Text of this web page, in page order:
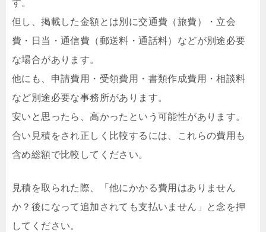
す。
但し、掲載した金額とは別に交通費（旅費）・立会
費・日当・通信費（郵送料・通話料）などが別途必要
な場合があります。
他にも、申請費用・受領費用・書類作成費用・相談料
など別途必要な事務所があります。
安いと思ったら、高かったという可能性があります。
合い見積をされ正しく比較するには、これらの費用も
含め総額で比較してください。
見積を取られた際、「他にかかる費用はありません
か？後になって追加されても支払いません」と念を押
してください。